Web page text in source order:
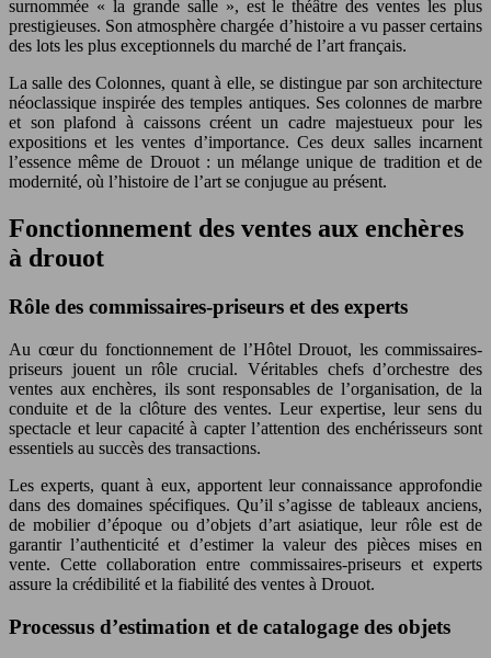
surnommée « la grande salle », est le théâtre des ventes les plus
prestigieuses. Son atmosphère chargée d’histoire a vu passer certains
des lots les plus exceptionnels du marché de l’art français.
La salle des Colonnes, quant à elle, se distingue par son architecture
néoclassique inspirée des temples antiques. Ses colonnes de marbre
et son plafond à caissons créent un cadre majestueux pour les
expositions et les ventes d’importance. Ces deux salles incarnent
l’essence même de Drouot : un mélange unique de tradition et de
modernité, où l’histoire de l’art se conjugue au présent.
Fonctionnement des ventes aux enchères
à drouot
Rôle des commissaires-priseurs et des experts
Au cœur du fonctionnement de l’Hôtel Drouot, les commissaires-
priseurs jouent un rôle crucial. Véritables chefs d’orchestre des
ventes aux enchères, ils sont responsables de l’organisation, de la
conduite et de la clôture des ventes. Leur expertise, leur sens du
spectacle et leur capacité à capter l’attention des enchérisseurs sont
essentiels au succès des transactions.
Les experts, quant à eux, apportent leur connaissance approfondie
dans des domaines spécifiques. Qu’il s’agisse de tableaux anciens,
de mobilier d’époque ou d’objets d’art asiatique, leur rôle est de
garantir l’authenticité et d’estimer la valeur des pièces mises en
vente. Cette collaboration entre commissaires-priseurs et experts
assure la crédibilité et la fiabilité des ventes à Drouot.
Processus d’estimation et de catalogage des objets